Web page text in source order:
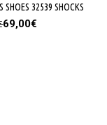
32539 SHOCKS
Original
69,00€